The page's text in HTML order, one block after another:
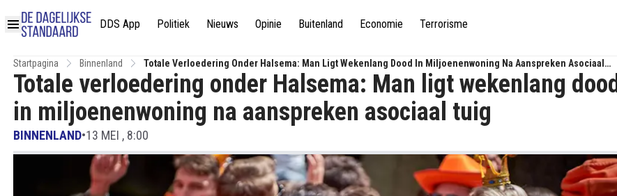
DDS App Politiek Nieuws Opinie Buitenland Economie Terrorisme
Startpagina Binnenland
Totale Verloedering Onder Halsema: Man Ligt Wekenlang Dood In Miljoenenwoning Na Aanspreken Asociaal
Tuig
Totale verloedering onder Halsema: Man ligt wekenlang dood
in miljoenenwoning na aanspreken asociaal tuig
BINNENLAND•13 MEI , 8:00